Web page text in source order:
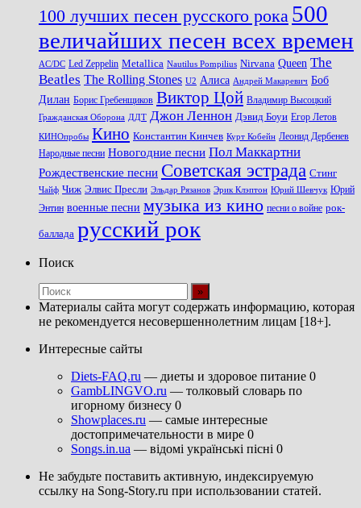
100 лучших песен русского рока 500
величайших песен всех времен
AC/DC Led Zeppelin Metallica Nautilus Pompilius Nirvana Queen The
Beatles The Rolling Stones U2 Алиса Андрей Макаревич Боб
Дилан Борис Гребенщиков Виктор Цой Владимир Высоцкий
Гражданская Оборона ДДТ Джон Леннон Дэвид Боуи Егор Летов
КИНОпробы Кино Константин Кинчев Курт Кобейн Леонид Дербенев
Народные песни Новогодние песни Пол Маккартни
Рождественские песни Советская эстрада Стинг
Чайф Чиж Элвис Пресли Эльдар Рязанов Эрик Клэптон Юрий Шевчук Юрий
Энтин военные песни музыка из кино песни о войне рок-
баллада русский рок
Поиск
Материалы сайта могут содержать информацию, которая
не рекомендуется несовершеннолетним лицам [18+].
Интересные сайты
Diets-FAQ.ru — диеты и здоровое питание 0
GambLINGVO.ru — толковый словарь по
игорному бизнесу 0
Showplaces.ru — самые интересные
достопримечательности в мире 0
Songs.in.ua — відомі українські пісні 0
Не забудьте поставить активную, индексируемую
ссылку на Song-Story.ru при использовании статей.